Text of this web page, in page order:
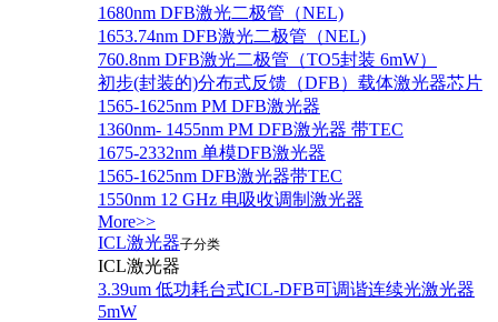
1680nm DFB激光二极管（NEL)
1653.74nm DFB激光二极管（NEL)
760.8nm DFB激光二极管（TO5封装 6mW）
初步(封装的)分布式反馈（DFB）载体激光器芯片
1565-1625nm PM DFB激光器
1360nm- 1455nm PM DFB激光器 带TEC
1675-2332nm 单模DFB激光器
1565-1625nm DFB激光器带TEC
1550nm 12 GHz 电吸收调制激光器
More>>
ICL激光器子分类
ICL激光器
3.39um 低功耗台式ICL-DFB可调谐连续光激光器
5mW